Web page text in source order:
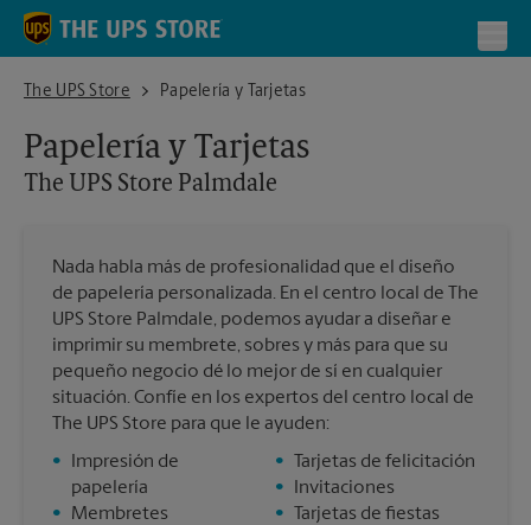
Skip to content
Return to Nav
The UPS Store
The UPS Store PalmdalePapelería y Tarjetas
Papelería y Tarjetas
The UPS Store Palmdale
Nada habla más de profesionalidad que el diseño
de papelería personalizada. En el centro local de The
UPS Store Palmdale, podemos ayudar a diseñar e
imprimir su membrete, sobres y más para que su
pequeño negocio dé lo mejor de sí en cualquier
situación. Confíe en los expertos del centro local de
The UPS Store para que le ayuden:
•
Impresión de
papelería
•
Membretes
•
Tarjetas de felicitación
•
Invitaciones
•
Tarjetas de fiestas